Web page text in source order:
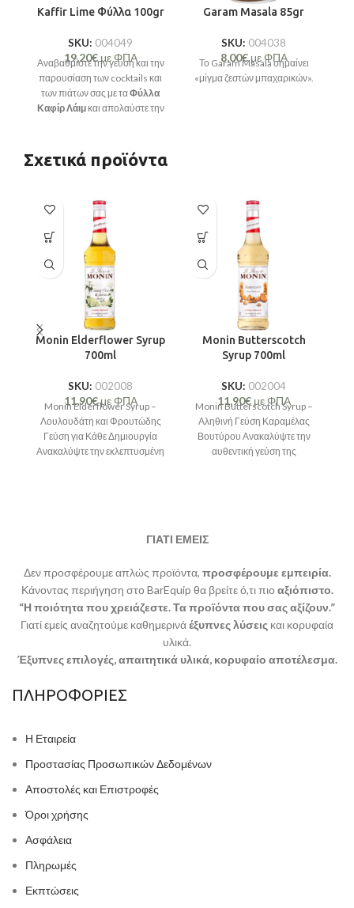
Kaffir Lime Φύλλα 100gr
SKU: 004049
19,20€με ΦΠΑ
Αναβαθμίστε την γεύση και την
παρουσίαση των cocktails και
των πιάτων σας με ταΦύλλα
Καφίρ Λάιμκαι απολαύστε την
Garam Masala 85gr
SKU: 004038
8,00€με ΦΠΑ
Το Garam Masala σημαίνει
«μίγμα ζεστών μπαχαρικών».
Σχετικά προϊόντα
Monin Elderflower Syrup
700ml
SKU: 002008
11,90€με ΦΠΑ
Monin Elderflower Syrup –
Λουλουδάτη και Φρουτώδης
Γεύση για Κάθε Δημιουργία
Ανακαλύψτε την εκλεπτυσμένη
Monin Butterscotch
Syrup 700ml
SKU: 002004
11,90€με ΦΠΑ
Monin Butterscotch Syrup –
Αληθινή Γεύση Καραμέλας
Βουτύρου Ανακαλύψτε την
αυθεντική γεύση της
ΓΙΑΤΙ ΕΜΕΙΣ
Δεν προσφέρουμε απλώς προϊόντα, προσφέρουμε εμπειρία.
Κάνοντας περιήγηση στο BarEquip θα βρείτε ό,τι πιο αξιόπιστο.
“Η ποιότητα που χρειάζεστε. Τα προϊόντα που σας αξίζουν.”
Γιατί εμείς αναζητούμε καθημερινάέξυπνες λύσεις και κορυφαία
υλικά.
Έξυπνες επιλογές, απαιτητικά υλικά, κορυφαίο αποτέλεσμα.
ΠΛΗΡΟΦΟΡΙΕΣ
Η Εταιρεία
Προστασίας Προσωπικών Δεδομένων
Αποστολές και Επιστροφές
Όροι χρήσης
Ασφάλεια
Πληρωμές
Εκπτώσεις